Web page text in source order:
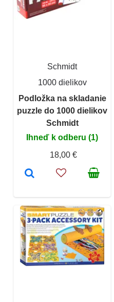
Schmidt
1000 dielikov
Podložka na skladanie
puzzle do 1000 dielikov
Schmidt
Ihneď k odberu (1)
18,00 €